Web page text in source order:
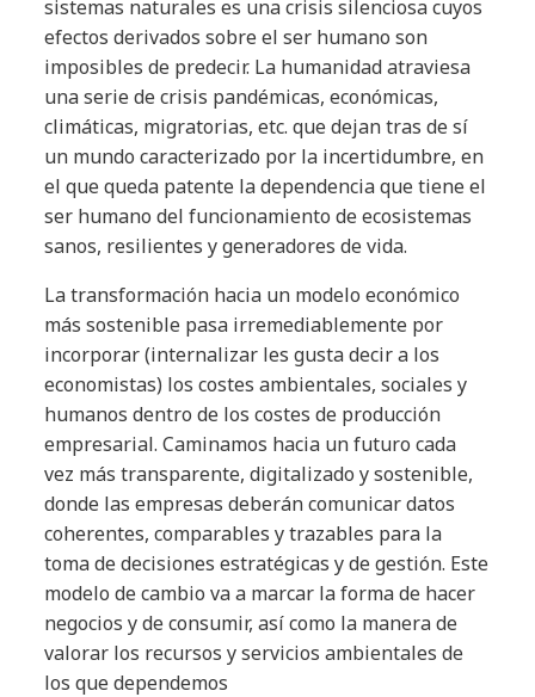
sistemas naturales es una crisis silenciosa cuyos
efectos derivados sobre el ser humano son
imposibles de predecir. La humanidad atraviesa
una serie de crisis pandémicas, económicas,
climáticas, migratorias, etc. que dejan tras de sí
un mundo caracterizado por la incertidumbre, en
el que queda patente la dependencia que tiene el
ser humano del funcionamiento de ecosistemas
sanos, resilientes y generadores de vida.
La transformación hacia un modelo económico
más sostenible pasa irremediablemente por
incorporar (internalizar les gusta decir a los
economistas) los costes ambientales, sociales y
humanos dentro de los costes de producción
empresarial. Caminamos hacia un futuro cada
vez más transparente, digitalizado y sostenible,
donde las empresas deberán comunicar datos
coherentes, comparables y trazables para la
toma de decisiones estratégicas y de gestión. Este
modelo de cambio va a marcar la forma de hacer
negocios y de consumir, así como la manera de
valorar los recursos y servicios ambientales de
los que dependemos